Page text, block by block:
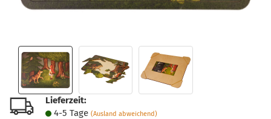
Lieferzeit:
4-5 Tage (Ausland abweichend)